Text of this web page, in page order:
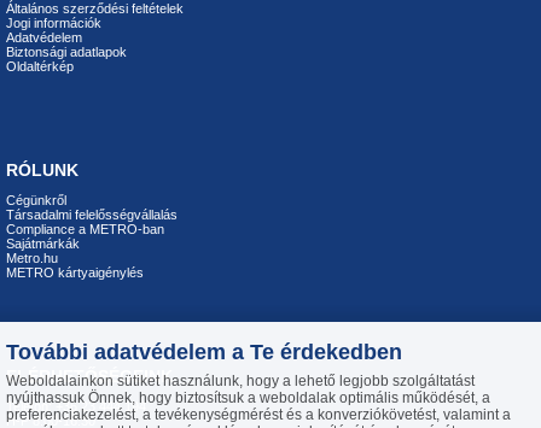
További adatvédelem a Te érdekedben
Weboldalainkon sütiket használunk, hogy a lehető legjobb szolgáltatást
nyújthassuk Önnek, hogy biztosítsuk a weboldalak optimális működését, a
preferenciakezelést, a tevékenységmérést és a konverziókövetést, valamint a
Általános szerződési feltételek
Jogi információk
Adatvédelem
Biztonsági adatlapok
Oldaltérkép
RÓLUNK
Cégünkről
Társadalmi felelősségvállalás
Compliance a METRO-ban
Sajátmárkák
Metro.hu
METRO kártyaigénylés
ELÉRHETŐSÉGEINK
Telefon: +36 23 444 194
H-P 8:00-16:30